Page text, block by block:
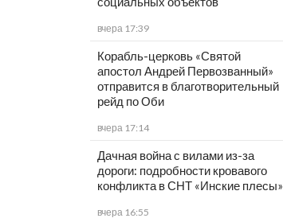
вчера 17:39
Корабль-церковь «Святой
апостол Андрей Первозванный»
отправится в благотворительный
рейд по Оби
вчера 17:14
Дачная война с вилами из-за
дороги: подробности кровавого
конфликта в СНТ «Инские плесы»
вчера 16:55